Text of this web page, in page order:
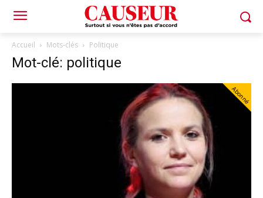
Accueil Mots-clés Politique
Mot-clé: politique
Abonné